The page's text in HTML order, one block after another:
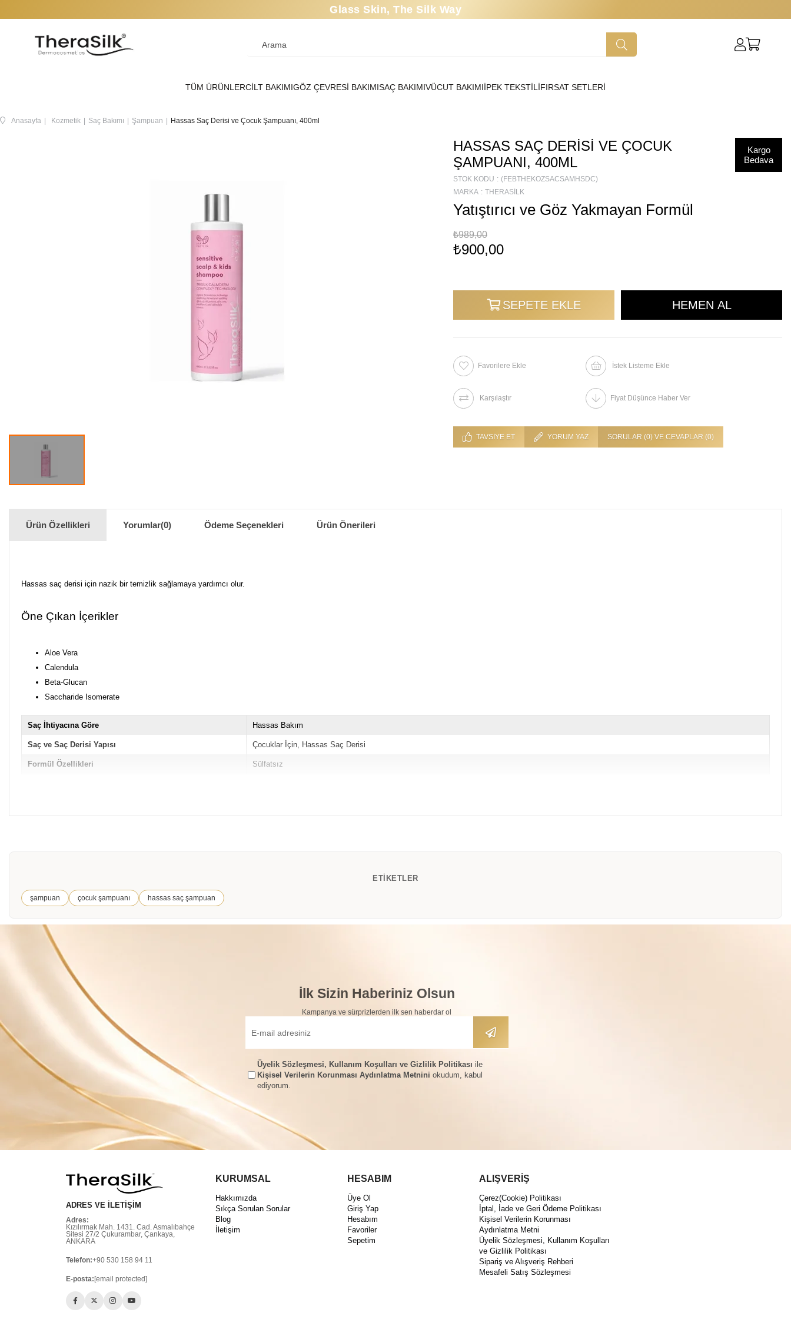
Glass Skin, The Silk Way
TÜM ÜRÜNLERCİLT BAKIMIGÖZ ÇEVRESİ BAKIMISAÇ BAKIMIVÜCUT BAKIMIİPEK TEKSTİLİFIRSAT SETLERİ
Anasayfa Kozmetik Saç Bakımı Şampuan Hassas Saç Derisi ve Çocuk Şampuanı, 400ml
HASSAS SAÇ DERISI VE ÇOCUK
ŞAMPUANI, 400ML
STOK KODU
(FEBTHEKOZSACSAMHSDC)
MARKA : THERASILK
Yatıştırıcı ve Göz Yakmayan Formül
₺989,00
₺900,00
Kargo
Bedava
Favorilere Ekle İstek Listeme Ekle
Karşılaştır Fiyat Düşünce Haber Ver
TAVSIYE ET YORUM YAZ SORULAR (0) VE CEVAPLAR (0)
Ürün Özellikleri Yorumlar(0) Ödeme Seçenekleri Ürün Önerileri
Hassas saç derisi için nazik bir temizlik sağlamaya yardımcı olur.
Öne Çıkan İçerikler
Aloe Vera
Calendula
Beta-Glucan
Saccharide Isomerate
Saç İhtiyacına Göre Hassas Bakım
Saç ve Saç Derisi Yapısı Çocuklar İçin Hassas Saç Derisi
Formül Özellikleri Sülfatsız
ETIKETLER
şampuan çocuk şampuanı hassas saç şampuan
İlk Sizin Haberiniz Olsun
Kampanya ve sürprizlerden ilk sen haberdar ol
Üyelik Sözleşmesi, Kullanım Koşulları ve Gizlilik Politikası ile
Kişisel Verilerin Korunması Aydınlatma Metnini okudum, kabul
ediyorum.
ADRES VE İLETİŞİM
Adres:
Kızılırmak Mah. 1431. Cad. Asmalıbahçe
Sitesi 27/2 Çukurambar, Çankaya,
ANKARA
Telefon:+90 530 158 94 11
E-posta: [email protected]
KURUMSAL
Hakkımızda
Sıkça Sorulan Sorular
Blog
İletişim
HESABIM
Üye Ol
Giriş Yap
Hesabım
Favoriler
Sepetim
ALIŞVERİŞ
Çerez(Cookie) Politikası
İptal, İade ve Geri Ödeme Politikası
Kişisel Verilerin Korunması
Aydınlatma Metni
Üyelik Sözleşmesi, Kullanım Koşulları
ve Gizlilik Politikası
Sipariş ve Alışveriş Rehberi
Mesafeli Satış Sözleşmesi